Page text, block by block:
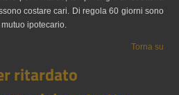
costare cari. Di regola 60 giorni sono
ipotecario.
Torna su
ritardato